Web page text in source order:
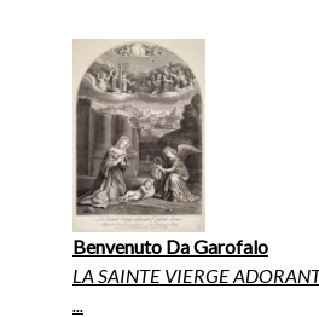
Benvenuto Da Garofalo
LA SAINTE VIERGE